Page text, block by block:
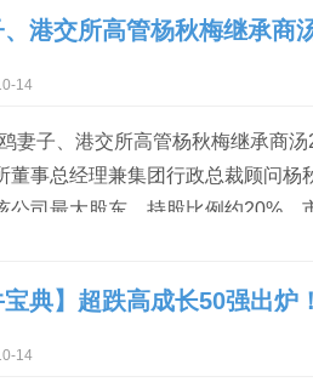
你们有意无意地模仿对方 在《傲慢
微妙的身体对话。 当伊丽莎白轻
港交所高管杨秋梅继承商
14
妻子、港交所高管杨秋梅继承商汤
董事总经理兼集团行政总裁顾问杨
公司最大股东，持股比例约20%，
...
14